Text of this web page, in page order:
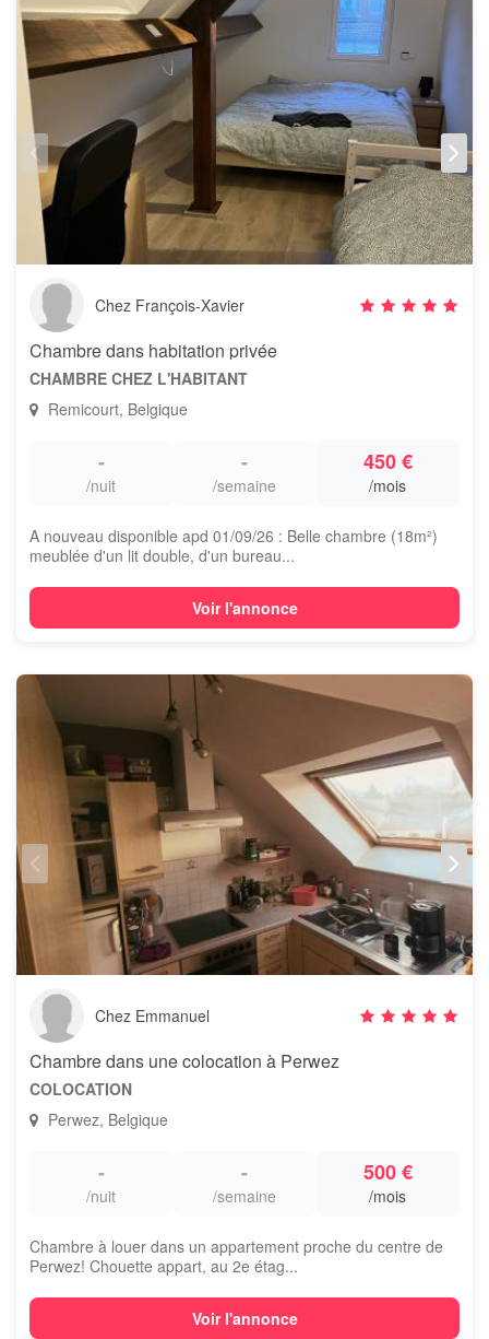
Chez François-Xavier
Chambre dans habitation privée
CHAMBRE CHEZ L'HABITANT
Remicourt, Belgique
-
/nuit
-
/semaine
450 €
/mois
A nouveau disponible apd 01/09/26 : Belle chambre (18m²)
meublée d'un lit double, d'un bureau...
Voir l'annonce
Chez Emmanuel
Chambre dans une colocation à Perwez
COLOCATION
Perwez, Belgique
-
/nuit
-
/semaine
500 €
/mois
Chambre à louer dans un appartement proche du centre de
Perwez! Chouette appart, au 2e étag...
Voir l'annonce